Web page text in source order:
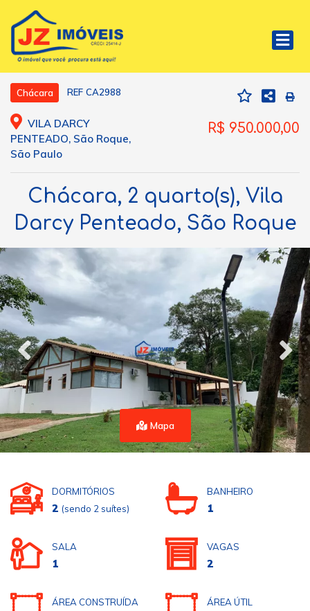
Chácara REF CA2988
VILA DARCY
PENTEADO, São Roque,
São Paulo
R$ 950.000,00
Chácara, 2 quarto(s), Vila
Darcy Penteado, São Roque
Mapa
DORMITÓRIOS
2 (sendo 2 suítes)
BANHEIRO
1
SALA
1
VAGAS
2
ÁREA CONSTRUÍDA ÁREA ÚTIL